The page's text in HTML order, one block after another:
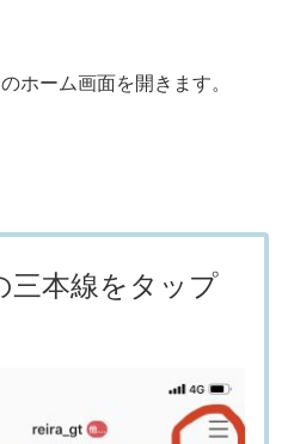
ホーム画面を開きます。
三本線をタップ